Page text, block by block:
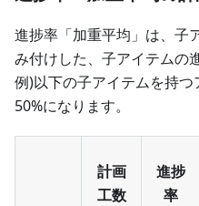
進捗率「加重平均」は、子
み付けした、子アイテムの
例)以下の子アイテムを持
50%になります。
計画
工数
進捗
率